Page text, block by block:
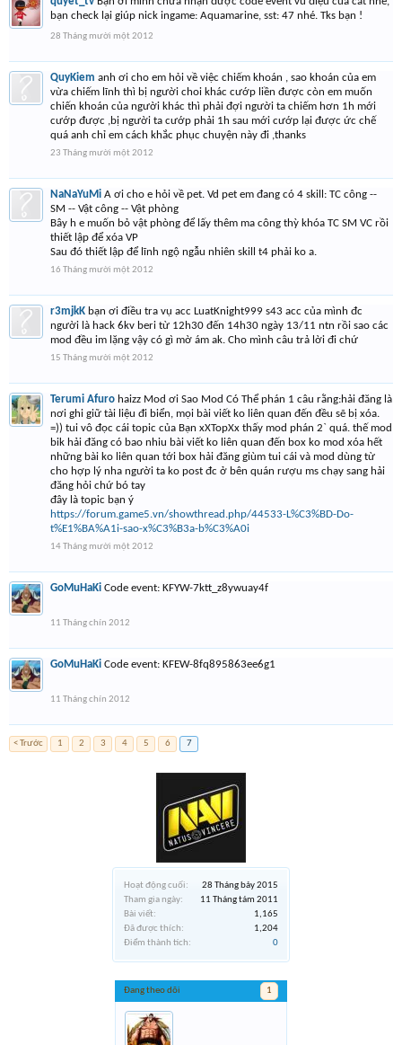
Hoạt động cuối:
28 Tháng bảy 2015
Tham gia ngày:
11 Tháng tám 2011
Bài viết:
1,165
Đã được thích:
1,204
Điểm thành tích:
0
Đang theo dõi 1
bạn check lại giúp nick ingame: Aquamarine, sst: 47 nhé. Tks bạn !
28 Tháng mười một 2012
QuyKiem anh ơi cho em hỏi về việc chiếm khoán , sao khoán của em
vừa chiếm lĩnh thì bị người choi khác cướp liền được còn em muốn
chiến khoán của người khác thì phải đợi người ta chiếm hơn 1h mới
cướp được ,bị người ta cướp phải 1h sau mới cướp lại được ức chế
quá anh chỉ em cách khắc phục chuyện này đi ,thanks
23 Tháng mười một 2012
NaNaYuMi A ơi cho e hỏi về pet. Vd pet em đang có 4 skill: TC công --
SM -- Vật công -- Vật phòng
Bây h e muốn bỏ vật phòng để lấy thêm ma công thỳ khóa TC SM VC rồi
thiết lập để xóa VP
Sau đó thiết lập để lĩnh ngộ ngẫu nhiên skill t4 phải ko a.
16 Tháng mười một 2012
r3mjkK bạn ơi điều tra vụ acc LuatKnight999 s43 acc của mình đc
người là hack 6kv beri từ 12h30 đến 14h30 ngày 13/11 ntn rồi sao các
mod đều im lặng vậy có gì mờ ám ak. Cho mình câu trả lời đi chứ
15 Tháng mười một 2012
Terumi Afuro haizz Mod ơi Sao Mod Có Thể phán 1 câu rằng:hải đăng là
nơi ghi giữ tài liệu đi biển, mọi bài viết ko liên quan đến đều sẽ bị xóa.
=)) tui vô đọc cái topic của Bạn xXTopXx thấy mod phán 2` quá. thế mod
bik hải đăng có bao nhiu bài viết ko liên quan đến box ko mod xóa hết
những bài ko liên quan tới box hải đăng giùm tui cái và mod dùng từ
cho hợp lý nha người ta ko post đc ở bên quán rượu ms chạy sang hải
đăng hỏi chứ bó tay
đây là topic bạn ý
https://forum.game5.vn/showthread.php/44533-L%C3%BD-Do-
t%E1%BA%A1i-sao-x%C3%B3a-b%C3%A0i
14 Tháng mười một 2012
GoMuHaKi Code event: KFYW-7ktt_z8ywuay4f
11 Tháng chín 2012
GoMuHaKi Code event: KFEW-8fq895863ee6g1
11 Tháng chín 2012
< Trước 1 2 3 4 5 6 7